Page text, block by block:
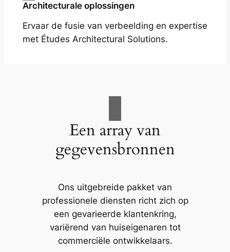
Architecturale oplossingen
Ervaar de fusie van verbeelding en expertise
met Études Architectural Solutions.
Een array van
gegevensbronnen
Ons uitgebreide pakket van
professionele diensten richt zich op
een gevarieerde klantenkring,
variërend van huiseigenaren tot
commerciële ontwikkelaars.